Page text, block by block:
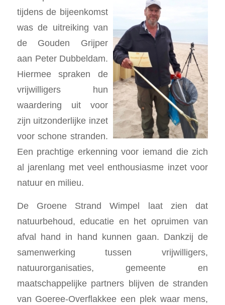
tijdens de bijeenkomst
was de uitreiking van
de Gouden Grijper
aan Peter Dubbeldam.
Hiermee spraken de
vrijwilligers hun
waardering uit voor
zijn uitzonderlijke inzet
voor schone stranden.
Een prachtige erkenning voor iemand die zich
al jarenlang met veel enthousiasme inzet voor
natuur en milieu.
De Groene Strand Wimpel laat zien dat
natuurbehoud, educatie en het opruimen van
afval hand in hand kunnen gaan. Dankzij de
samenwerking tussen vrijwilligers,
natuurorganisaties, gemeente en
maatschappelijke partners blijven de stranden
van Goeree-Overflakkee een plek waar mens,